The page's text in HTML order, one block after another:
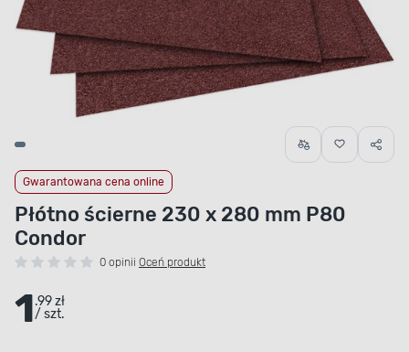
Gwarantowana cena online
Płótno ścierne 230 x 280 mm P80
Condor
0 opinii Oceń produkt
1.99 zł
/ szt.